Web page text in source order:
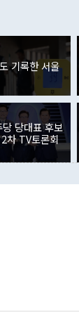
디보스토크
(참석을) 검
의 몫"이라며
이날 소개한
제가 있다.
담 추진 등은
나오고 있다.
에 발표했다
"정 장관의 발
안이 아닌 정
부의 공식 정
전에서 '국군
억9000만달
80억1000만
권투자에서는
투자는 차익
억5000만
의 국내 채권
영향으로 증
증권투자는
기록한 서울
당 당대표 후보
차 TV토론회